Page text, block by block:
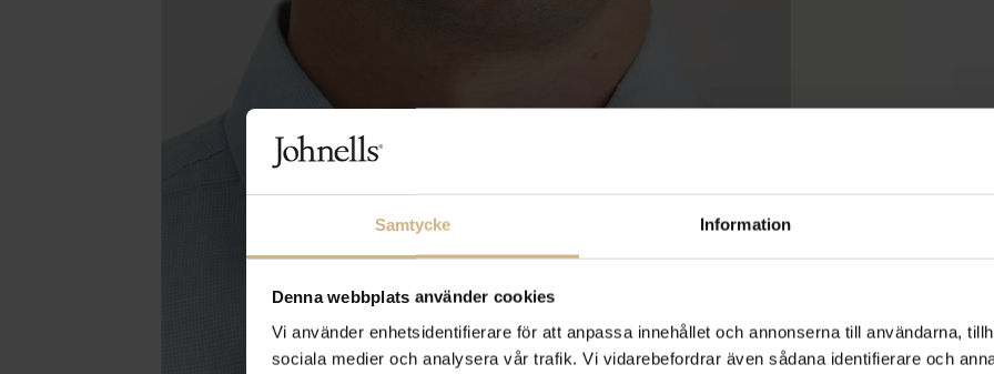
Samtycke Information
Denna webbplats använder cookies
Vi använder enhetsidentifierare för att anpassa innehållet och annonserna till användarna,
sociala medier och analysera vår trafik. Vi vidarebefordrar även sådana identifierare och